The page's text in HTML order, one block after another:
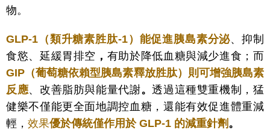
物。
GLP-1（類升糖素胜肽-1）能促進胰島素分泌、抑制
食慾、延緩胃排空 ， 有助於降低血糖與減少進食；而
GIP（葡萄糖依賴型胰島素釋放胜肽）則可增強胰島素
反應、改善脂肪與能量代謝。透過這種雙重機制，猛
健樂不僅能更全面地調控血糖，還能有效促進體重減
輕， 效果優於傳統僅作用於 GLP-1 的減重針劑 。